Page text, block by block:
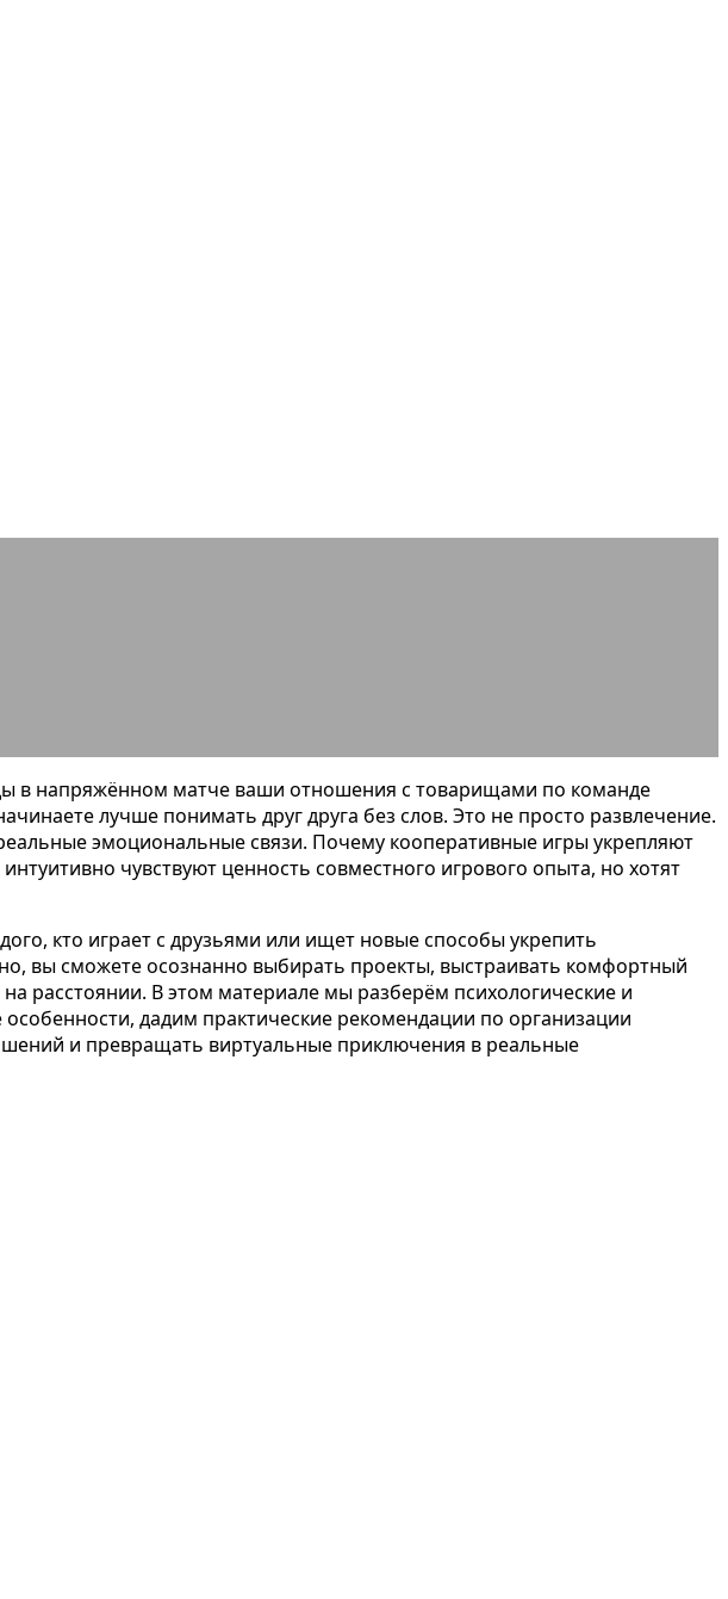
в напряжённом матче ваши отношения с товарищами по команде
лучше понимать друг друга без слов. Это не просто развлечение.
эмоциональные связи. Почему кооперативные игры укрепляют
чувствуют ценность совместного игрового опыта, но хотят
кто играет с друзьями или ищет новые способы укрепить
вы сможете осознанно выбирать проекты, выстраивать комфортный
расстоянии. В этом материале мы разберём психологические и
дадим практические рекомендации по организации
и превращать виртуальные приключения в реальные